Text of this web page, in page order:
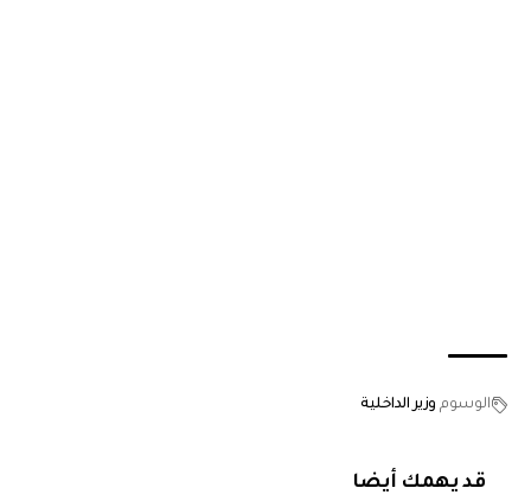
الوسوم وزير الداخلية
قد يهمك أيضا